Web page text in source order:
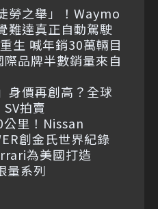
勞之舉」！Waymo
難達真正自動駕駛
生 喊年銷30萬輛目
品牌半數銷量來自
身價再創高？全球
拍賣
里！Nissan
創金氏世界紀錄
為美國打造
量系列